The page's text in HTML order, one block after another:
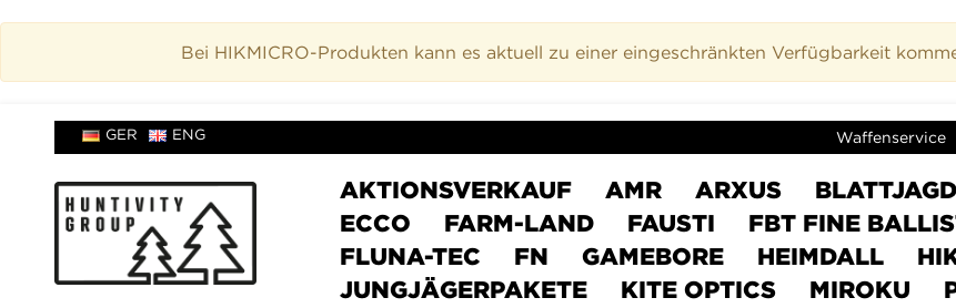
Bei HIKMICRO-Produkten kann es aktuell zu einer eingeschränkten Verfügbarkeit
GER ENG Waffenservice
AKTIONSVERKAUF AMR ARXUS BLATTJAGD
ECCO
FARM-LAND FAUSTI FBT FINE
FLUNA-TEC
FN GAMEBORE HEIMDALL
JUNGJÄGERPAKETE
KITE OPTICS MIROKU